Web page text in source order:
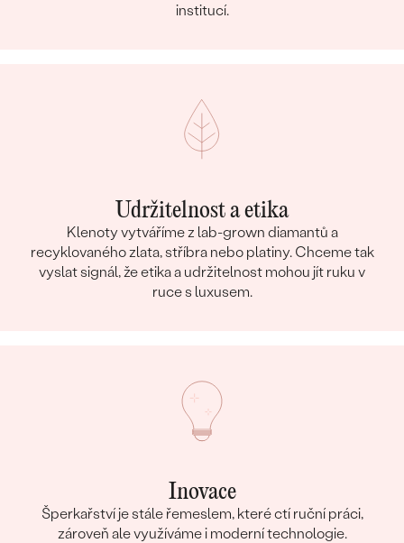
institucí.
Udržitelnost a etika
Klenoty vytváříme z lab-grown diamantů a
recyklovaného zlata, stříbra nebo platiny. Chceme tak
vyslat signál, že etika a udržitelnost mohou jít ruku v
ruce s luxusem.
Inovace
Šperkařství je stále řemeslem, které ctí ruční práci,
zároveň ale využíváme i moderní technologie.